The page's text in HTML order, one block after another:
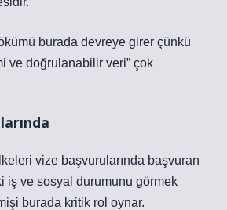
burada devreye girer çünkü
ve doğrulanabilir veri” çok
vize başvurularında başvuran
iş ve sosyal durumunu görmek
burada kritik rol oynar.